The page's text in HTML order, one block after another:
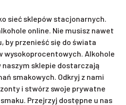
sieć sklepów stacjonarnych.
online. Nie musisz nawet
by przenieść się do świata
wysokoprocentowych. Alkohole
naszym sklepie dostarczają
smakowych. Odkryj z nami
i stwórz swoje prywatne
Przejrzyj dostępne u nas